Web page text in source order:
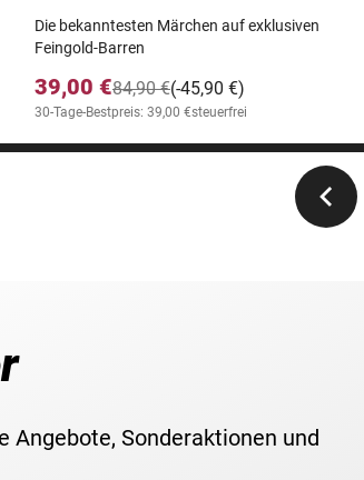
Die bekanntesten Märchen auf exklusiven
Feingold-Barren
39,00 € (-45,90 €)
84,90 €
30-Tage-Bestpreis: 39,00 €steuerfrei
Sonderaktionen und